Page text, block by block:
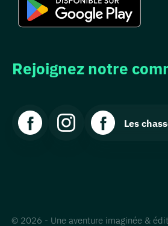
Rejoignez notre
Les
© 2026 - Une aventure imaginée &